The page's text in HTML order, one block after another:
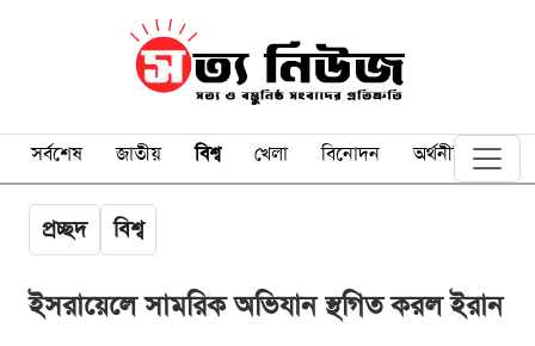
সর্বশেষ জাতীয় বিশ্ব খেলা বিনোদন অর্থনীতি
প্রচ্ছদ বিশ্ব
ইসরায়েলে সামরিক অভিযান স্থগিত করল ইরান